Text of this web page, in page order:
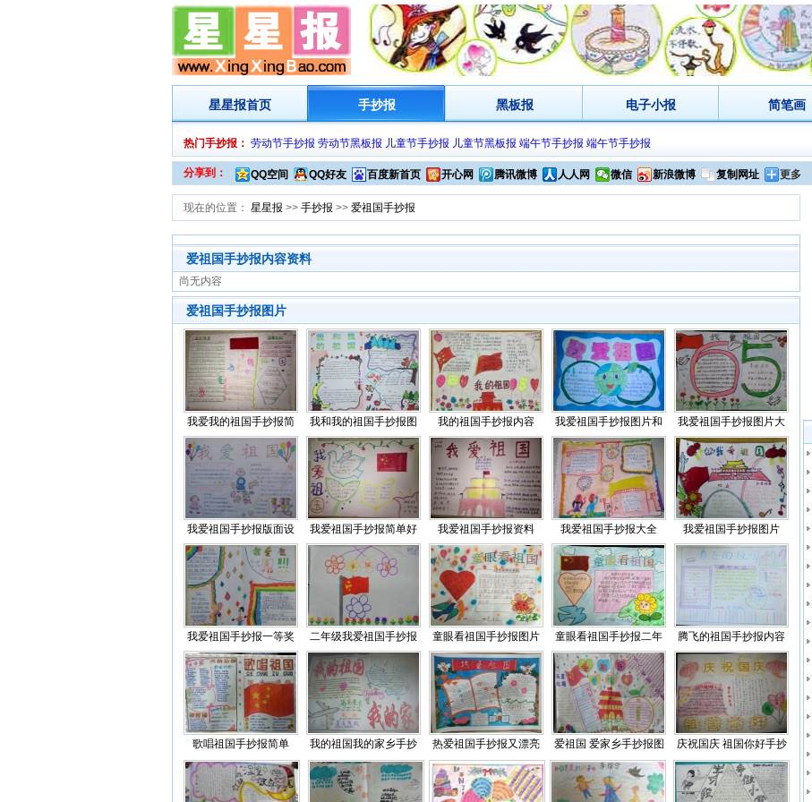
星星报首页 手抄报 黑板报 电子小报 简笔画
热门手抄报： 劳动节手抄报 劳动节黑板报 儿童节手抄报 儿童节黑板报 端午节手抄报 端午节手抄报
分享到： QQ空间 QQ好友 百度新首页 开心网 腾讯微博 人人网 微信 新浪微博 复制网址 更多
现在的位置： 星星报 >> 手抄报 >> 爱祖国手抄报
爱祖国手抄报内容资料
尚无内容
爱祖国手抄报图片
我爱我的祖国手抄报简 我和我的祖国手抄报图 我的祖国手抄报内容 我爱祖国手抄报图片和 我爱祖国手抄报图片大
我爱祖国手抄报版面设 我爱祖国手抄报简单好 我爱祖国手抄报资料 我爱祖国手抄报大全 我爱祖国手抄报图片
我爱祖国手抄报一等奖 二年级我爱祖国手抄报 童眼看祖国手抄报图片 童眼看祖国手抄报二年 腾飞的祖国手抄报内容
歌唱祖国手抄报简单 我的祖国我的家乡手抄 热爱祖国手抄报又漂亮 爱祖国 爱家乡手抄报图 庆祝国庆 祖国你好手抄